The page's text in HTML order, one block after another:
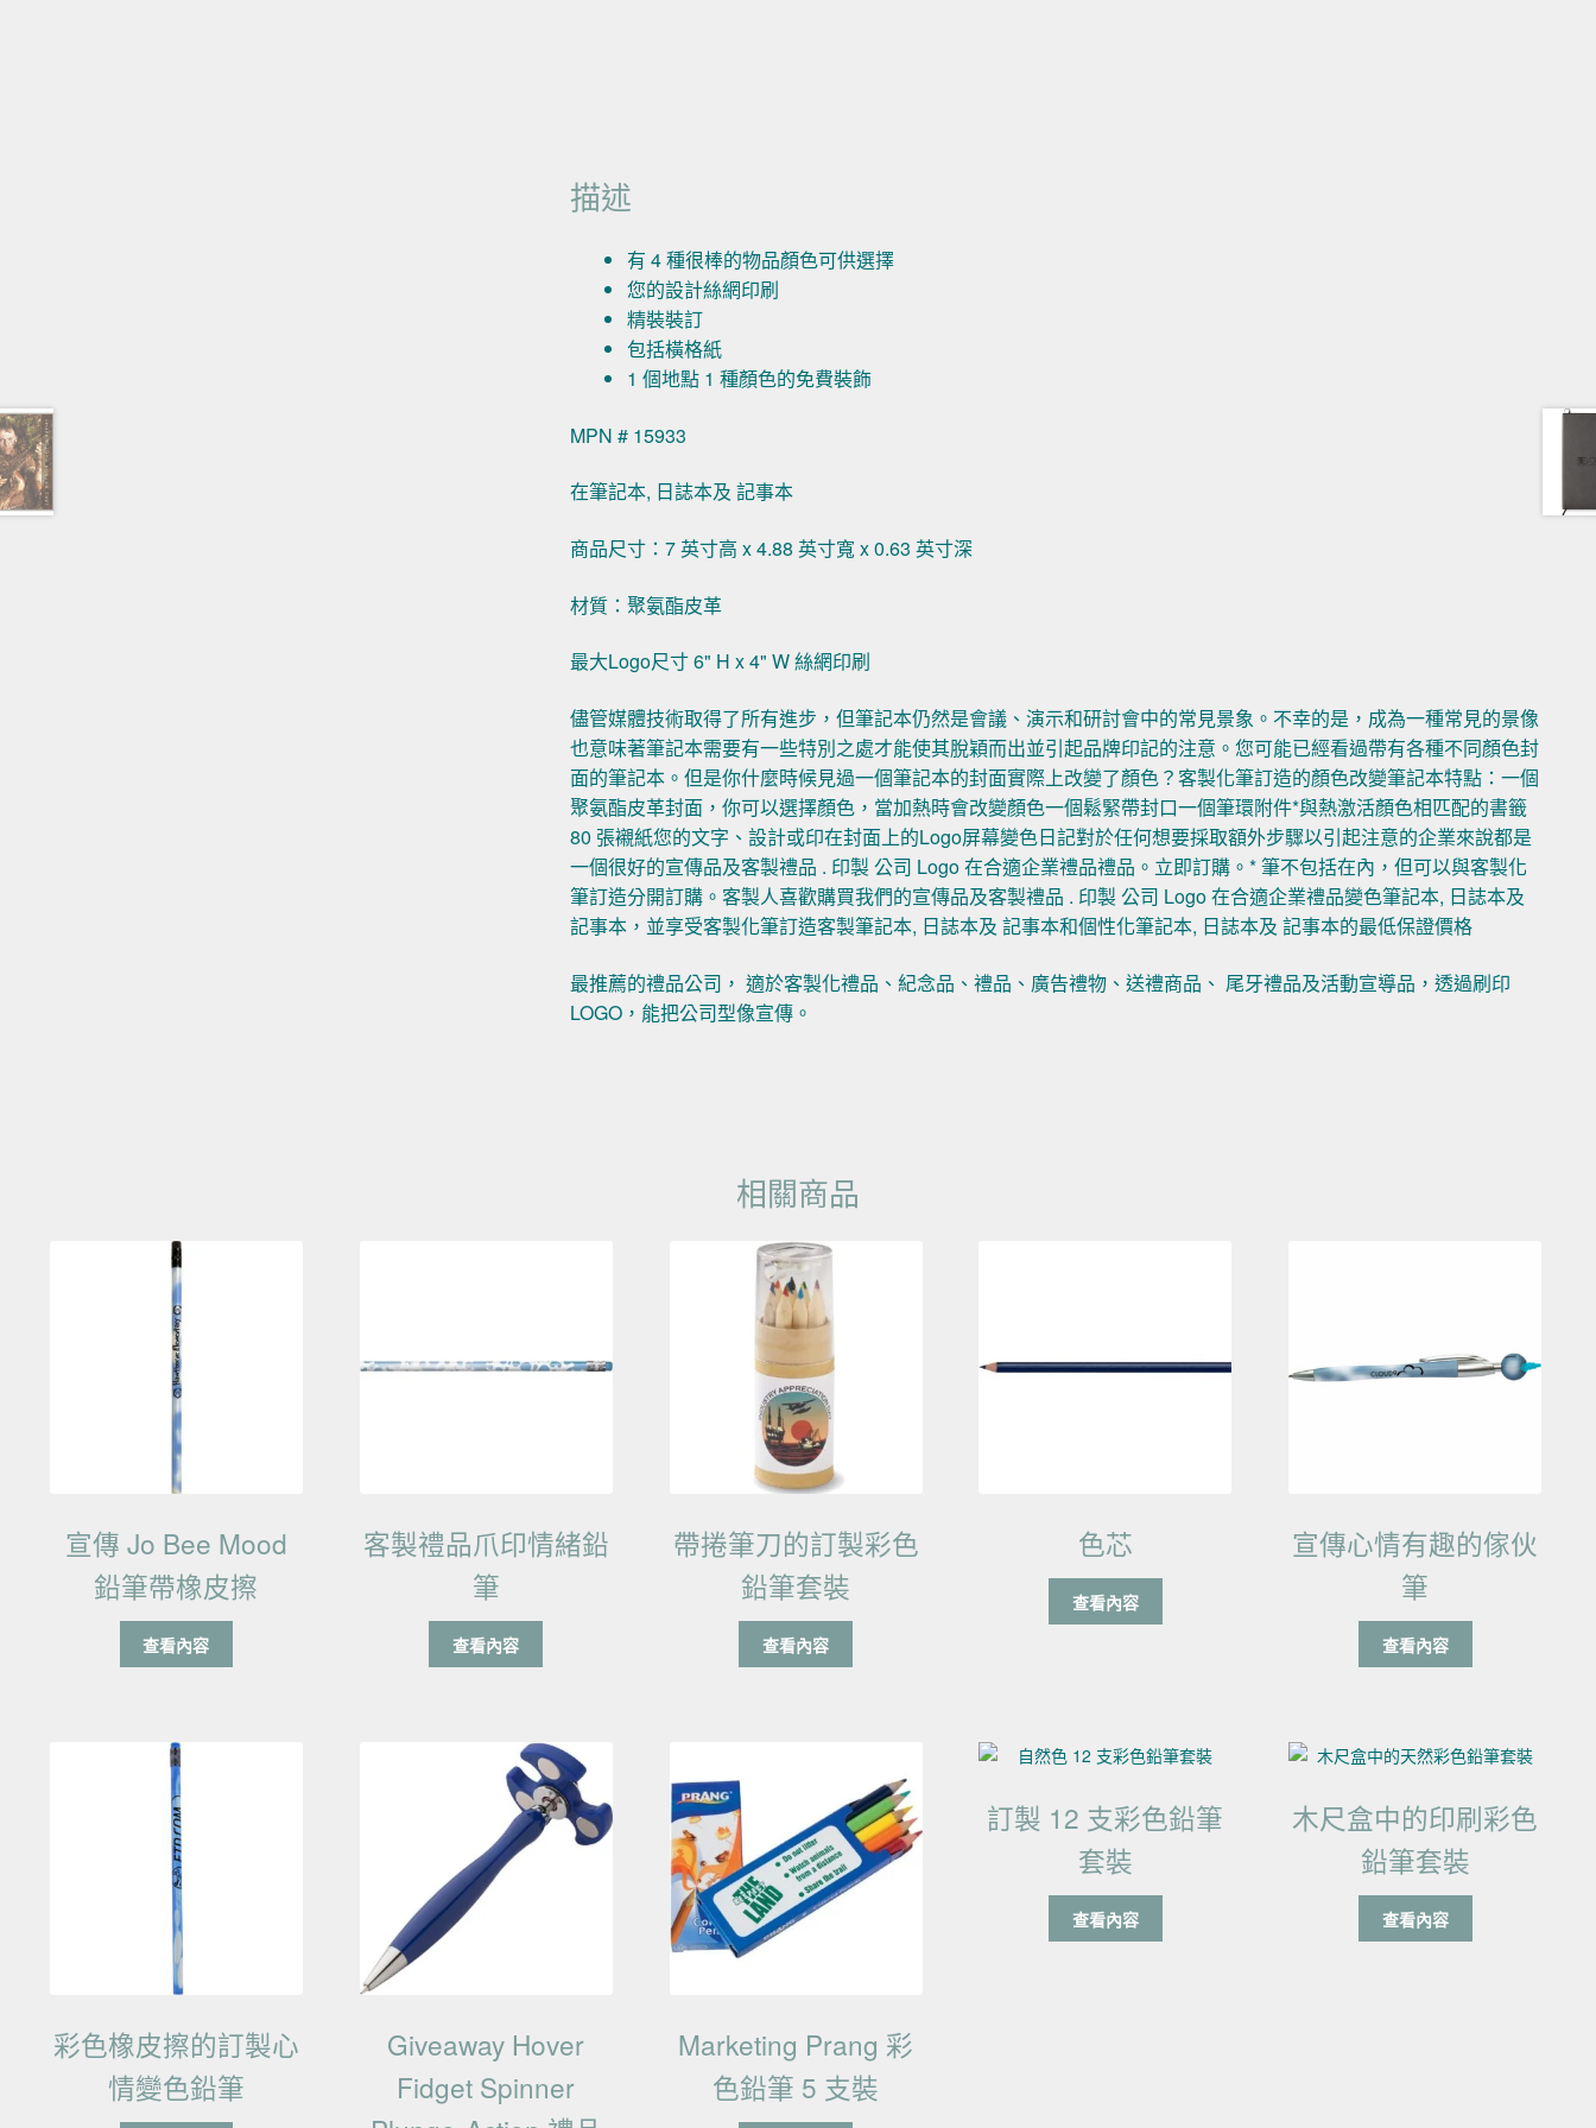
描述
有 4 種很棒的物品顏色可供選擇
您的設計絲網印刷
精裝裝訂
包括橫格紙
1 個地點 1 種顏色的免費裝飾
MPN # 15933
在筆記本, 日誌本及 記事本
商品尺寸：7 英寸高 x 4.88 英寸寬 x 0.63 英寸深
材質：聚氨酯皮革
最大Logo尺寸 6" H x 4" W 絲網印刷
儘管媒體技術取得了所有進步，但筆記本仍然是會議、演示和研討會中的常見景象。不幸的是，成為一種常見的景像
也意味著筆記本需要有一些特別之處才能使其脫穎而出並引起品牌印記的注意。您可能已經看過帶有各種不同顏色封
面的筆記本。但是你什麼時候見過一個筆記本的封面實際上改變了顏色？客製化筆訂造的顏色改變筆記本特點：一個
聚氨酯皮革封面，你可以選擇顏色，當加熱時會改變顏色一個鬆緊帶封口一個筆環附件*與熱激活顏色相匹配的書籤
80 張襯紙您的文字、設計或印在封面上的Logo屏幕變色日記對於任何想要採取額外步驟以引起注意的企業來說都是
一個很好的宣傳品及客製禮品 . 印製 公司 Logo 在合適企業禮品禮品。立即訂購。* 筆不包括在內，但可以與客製化
筆訂造分開訂購。客製人喜歡購買我們的宣傳品及客製禮品 . 印製 公司 Logo 在合適企業禮品變色筆記本, 日誌本及
記事本，並享受客製化筆訂造客製筆記本, 日誌本及 記事本和個性化筆記本, 日誌本及 記事本的最低保證價格
最推薦的禮品公司， 適於客製化禮品、紀念品、禮品、廣告禮物、送禮商品、 尾牙禮品及活動宣導品，透過刷印
LOGO，能把公司型像宣傳。
相關商品
宣傳 Jo Bee Mood
鉛筆帶橡皮擦
查看內容
客製禮品爪印情緒鉛
筆
查看內容
帶捲筆刀的訂製彩色
鉛筆套裝
查看內容
色芯
查看內容
宣傳心情有趣的傢伙
筆
查看內容
彩色橡皮擦的訂製心
情變色鉛筆
Giveaway Hover
Fidget Spinner
Marketing Prang 彩
色鉛筆 5 支裝
訂製 12 支彩色鉛筆
套裝
查看內容
木尺盒中的印刷彩色
鉛筆套裝
查看內容